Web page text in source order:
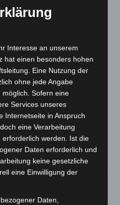
geahndet.
die Polizeidirektion
von
So wurden zum Beispiel
die Stadt Wunstorf
getroffen. Vom 02.04.
die Großparkplätze
in den Ortskern
werden gebeten,
zu besuchen.
Interesse an unserem
hat einen besonders hohen
Eine Nutzung der
ohne jede Angabe
Sofern eine
Services unseres
Internetseite in Anspruch
eine Verarbeitung
werden. Ist die
Daten erforderlich und
keine gesetzliche
eine Einwilligung der
Daten,